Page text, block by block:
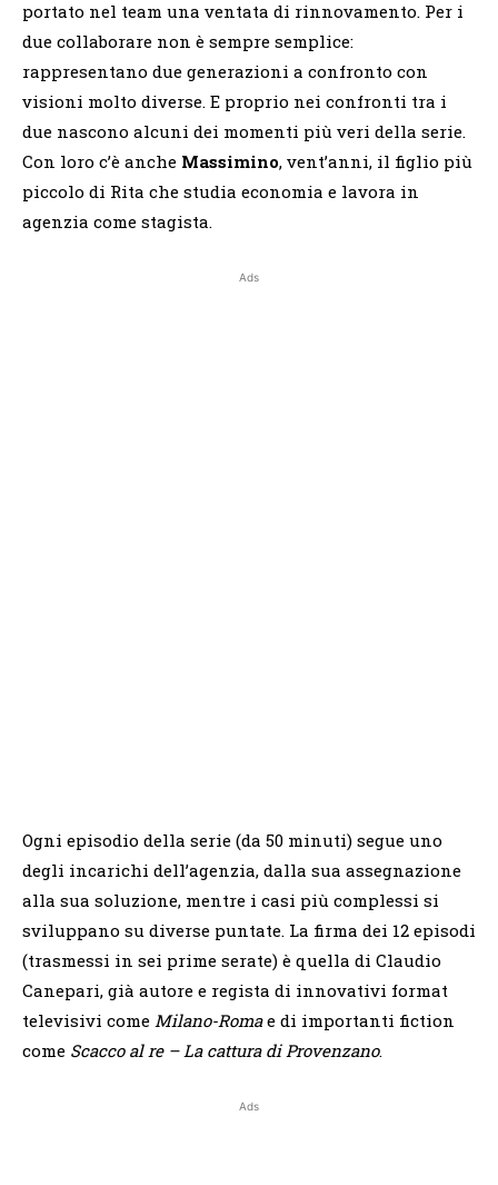
portato nel team una ventata di rinnovamento. Per i
due collaborare non è sempre semplice:
rappresentano due generazioni a confronto con
visioni molto diverse. E proprio nei confronti tra i
due nascono alcuni dei momenti più veri della serie.
Con loro c’è anche Massimino, vent’anni, il figlio più
piccolo di Rita che studia economia e lavora in
agenzia come stagista.
Ads
Ogni episodio della serie (da 50 minuti) segue uno
degli incarichi dell’agenzia, dalla sua assegnazione
alla sua soluzione, mentre i casi più complessi si
sviluppano su diverse puntate. La firma dei 12 episodi
(trasmessi in sei prime serate) è quella di Claudio
Canepari, già autore e regista di innovativi format
televisivi come Milano-Romae di importanti fiction
come Scacco al re – La cattura di Provenzano.
Ads